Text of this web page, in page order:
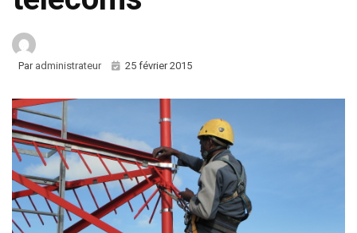
Par administrateur 25 février 2015